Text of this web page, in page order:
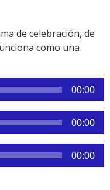
Linkde celebración, de
como una
00:00
00:00
00:00